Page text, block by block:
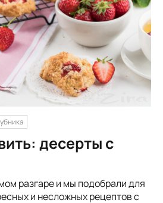
десерты с
разгаре и мы подобрали для
и несложных рецептов с